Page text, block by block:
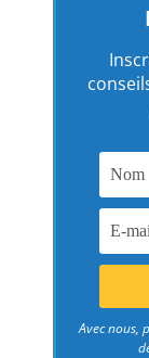
Avec nous,